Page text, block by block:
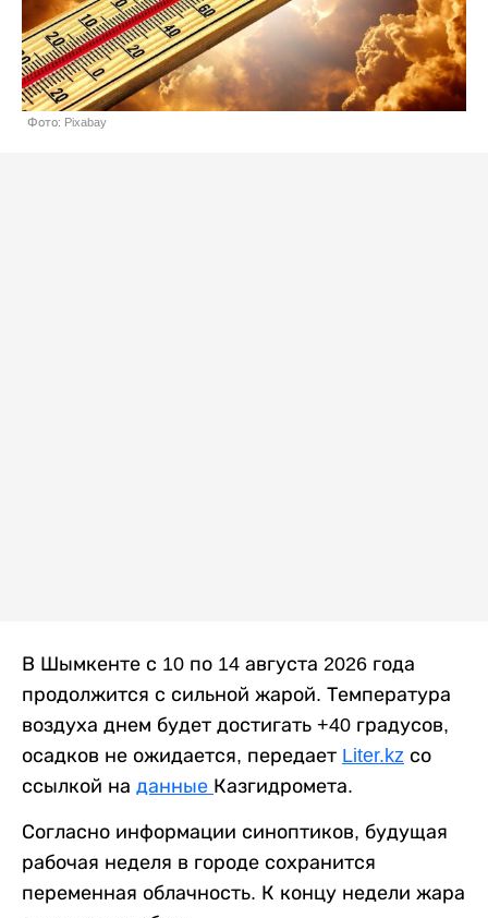
Фото: Pixabay
В Шымкенте с 10 по 14 августа 2026 года
продолжится с сильной жарой. Температура
воздуха днем будет достигать +40 градусов,
осадков не ожидается, передает Liter.kz со
ссылкой на данные Казгидромета.
Согласно информации синоптиков, будущая
рабочая неделя в городе сохранится
переменная облачность. К концу недели жара